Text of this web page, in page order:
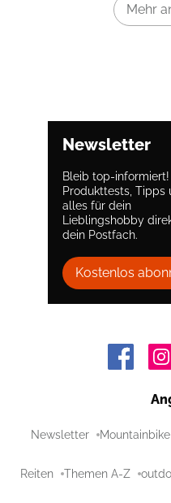
Mehr
Newsletter
Bleib top-informiert!
Produkttests, Tipps
alles für dein
Lieblingshobby
dein Postfach.
Kostenlos
Newsletter Mountainbike
Reiten Themen A-Z